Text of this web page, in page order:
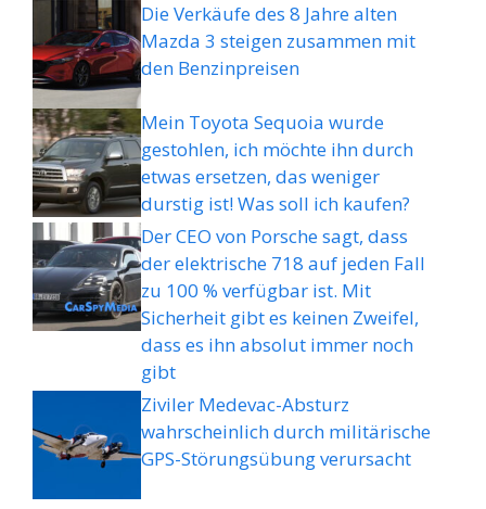
Die Verkäufe des 8 Jahre alten
Mazda 3 steigen zusammen mit
den Benzinpreisen
Mein Toyota Sequoia wurde
gestohlen, ich möchte ihn durch
etwas ersetzen, das weniger
durstig ist! Was soll ich kaufen?
Der CEO von Porsche sagt, dass
der elektrische 718 auf jeden Fall
zu 100 % verfügbar ist. Mit
Sicherheit gibt es keinen Zweifel,
dass es ihn absolut immer noch
gibt
Ziviler Medevac-Absturz
wahrscheinlich durch militärische
GPS-Störungsübung verursacht